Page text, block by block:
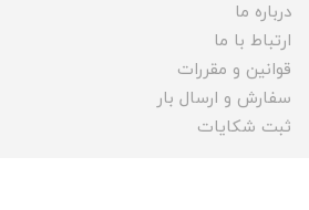
درباره ما
ارتباط با ما
قوانین و مقررات
سفارش و ارسال بار
ثبت شکایات